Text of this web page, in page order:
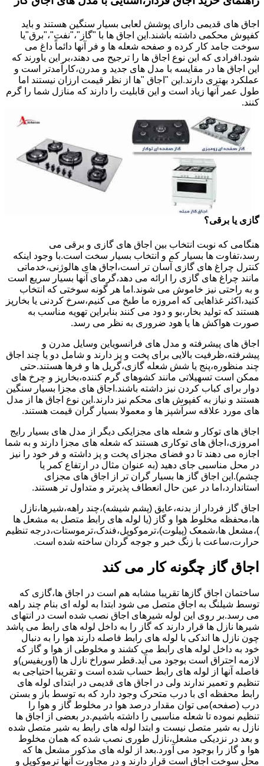
اجاق های قدیمی دارای پوشش لعابی بسیار سنگین هستند و باید
کفپوش محکمی داشته باشند.این اجاق ها با "گاز"،"نفت"،"برق"یا
سوخت جامد کار کرده و صفحه شعله ها و فر آنها دائماً داغ می
شود.افرادی که این نوع اجاق ها را ترجیح می دهند،بر این باورند که
این اجاق ها در مقایسه با مدل های جدید و مدرن،کارآمدتر است و
عملکرد بهتری دارند.این "اجاق "ها از نظر قیمت ارزان نیستند اما
طول عمر آنها زیاد است و این قابلیت را دارند که منازل شما را گرم
کنند.
گازی یا برقی؟
هنگامی که نوبت انتخاب بین اجاق های گازی و برقی می
رسد،تفاوت ها بسیار کم و انتخاب بسیار سخت است.با وجود اینکه
کنترل چراغ های گازی آسان تر است،اجاق های هالوژنی،خدماتی
مانند چراغ های گازی را ارائه می دهد،گرمای آنها بسیار سریع است
و به راحتی نیز خاموش می شوند.اما هر گونه سوختی که انتخاب
کنید،اکثر غذاهایی که امروزه ما طبخ می کنیم،سرخ کردنی یا بخارپز
هستند که تولید بخار،بو و دود می کنند بنابراین تهویه مناسب به
صورت هواکش ها یا هود ضروری به نظر می رسد.
اجاق های پیشرفته و مدل های فرانسویاین وسایل مدرن و
پیشرفته،ظرفیت بالایی برای پخت و پز دارند و شامل دو یا چند اجاق
چند منظوره،پنج یا شش شعله گازی،گریل ها و فرها هستند.حتی
ممکن است تسهیلاتی مانند کشوهای گرم کننده،بخارپز و چرخ های
دوار برای کباب کردن نیز داشته باشند.اجاق های مجزا بسیار سنگین
هستند و نیاز به کفپوش های محکم نیز دارند.این نوع اجاق ها از مدل
های مورد علاقه سرآشپز ها و معمولا بسیار گران قیمت هستند.
اجاق های توکار و شعله های مجزایکی دیگر از مدل های بسیار رایج
امروزی،اجاق های توکاری هستند که شعله های مجزا دارند و به شما
اجازه می دهند تا دو فضای مجزای پخت و پز داشته و فر خود را نیز
در محل مناسبی جای دهید (به عنوان مثال در ارتفاع کمر یا
چشم).این اجاق گاز ها بسیار گران تر از اجاق های مجزای
استاندارد،اما در عین حال انعطاف پذیرتر و متداول تر هستند.
اجاق گاز فردار از بدنه،عایق (پشم شیشه)،چند راهه،شیرها،نازل
ها،محفظه مخلوط هوا و گاز (یا لوله های رابط متصل به مشعل ها
)،مشعل ها،شمعک (پیلوت)،ترموکوپل،فندک،ترموستات،درجه تنظیم
حرارت،ساعت با زنگ خبر و جوجه گردان ساخته شده است.
اجاق گاز چگونه کار می کند
ساختمان اجاق گازها تقریبا مشابه هم است در اجاق ها،گازی که
توسط شیلنگ به اجاق متصل می شود ابتدا به لوله ای بنام چند راهه
می رسد.بر روی این لوله شیرهای اجاق نصب شده است در انتهای
شیرها نازل ها قرار دارند که گاز را به داخل لوله های رابط می پاشد
چون نازل ها اندکی با لوله های رابط فاصله دارند هوا را به دنبال
خود به داخل لوله های رابط می کشند و مخلوطی از هوا و گاز که
لازمه احتراق است بوجود می آید.قطر سوراخ نازل ها (اوریفیس)و
فاصله آنها از لوله های رابط حساب شده است و تقریبا احتیاجی به
تنظیم و تعمیر ندارند ولی در اجاق های قدیمی در ابتدای لوله های
رابط محفظه ای با درب متحرک وجود دارد که به توسط باز و بستن
درب (صفحه)می توان مقدار درصد هوا در مخلوط گاز و هوا را
تنظیم نموده تا شعله مناسبی را داشته باشیم.در بعضی از اجاق ها
نازل به شیر متصل نیست و ابتدا لوله های رابط به شیر متصل شده
و بعد در نزدیکی مشعل،نازل طوری نصب شده که همان مخلوط
هوا و گاز را بوجود می آورد.بعد از لوله های مذکور مشعل ها که
محل سوخت اجاق است قرار دارند و در مجاورت آنها ترموکوپل و